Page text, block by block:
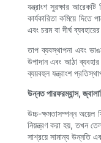
যন্ত্রাংশ সুরক্ষার
কার্যকারিতা কমিয়ে
এবং চরম বা দীর্ঘ
তাপ ব্যবস্থাপনা এবং
উপাদান এবং আঠা
ব্যয়বহুল যন্ত্রাংশ
উন্নত পারফরম্যান্স,
উচ্চ-ক্ষমতাসম্পন্ন অয়েল
নিয়ন্ত্রণ করা হয়, তখন
সাশ্রয়ে সামান্য উন্নতি